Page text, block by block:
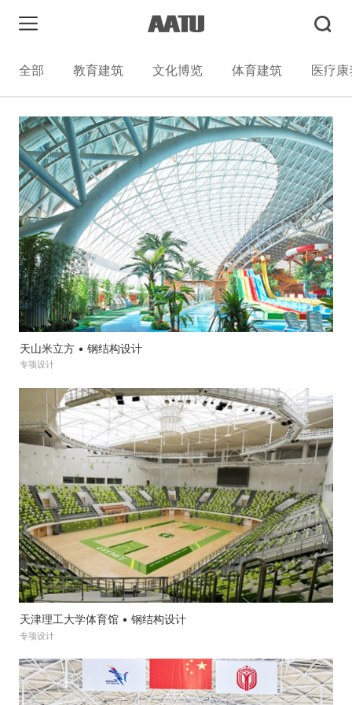
全部 教育建筑 文化博览 体育建筑 医疗康
天山米立方 • 钢结构设计
专项设计
天津理工大学体育馆 • 钢结构设计
专项设计